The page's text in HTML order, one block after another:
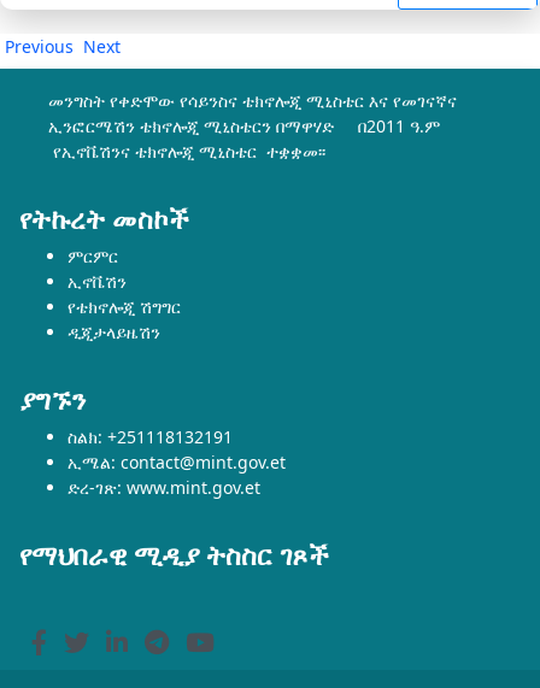
Previous Next
መንግስት የቀድሞው የሳይንስና ቴክኖሎጂ ሚኒስቴር እና የመገናኛና
ኢንፎርሜሽን ቴክኖሎጂ ሚኒስቴርን በማዋሃድ በ2011 ዓ.ም
የኢኖቬሽንና ቴክኖሎጂ ሚኒስቴር ተቋቋመ፡፡
የትኩረት መስኮች
ምርምር
ኢኖቬሽን
የቴክኖሎጂ ሽግግር
ዲጂታላይዜሽን
ያግኙን
ስልክ: +251118132191
ኢሜል: contact@mint.gov.et
ድረ-ገጽ: www.mint.gov.et
የማህበራዊ ሚዲያ ትስስር ገጾች